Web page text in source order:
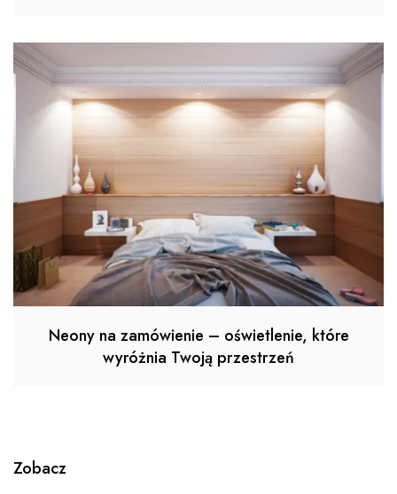
Neony na zamówienie – oświetlenie, które
wyróżnia Twoją przestrzeń
Zobacz